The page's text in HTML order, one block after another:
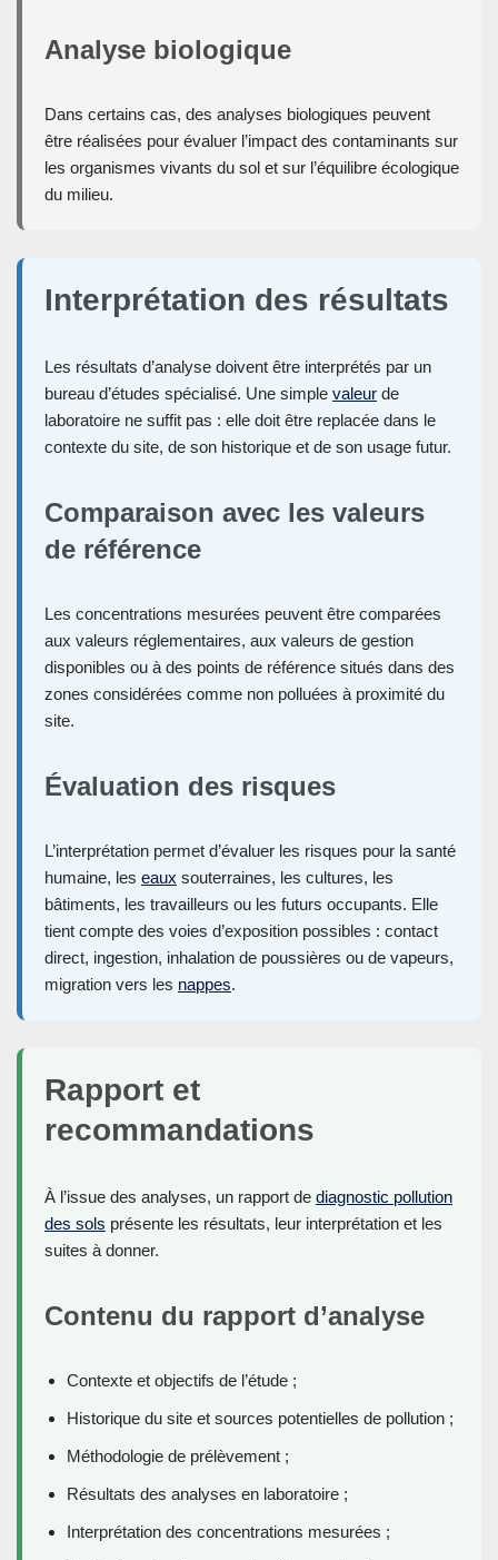
Analyse biologique
Dans certains cas, des analyses biologiques peuvent
être réalisées pour évaluer l’impact des contaminants sur
les organismes vivants du sol et sur l’équilibre écologique
du milieu.
Interprétation des résultats
Les résultats d’analyse doivent être interprétés par un
bureau d’études spécialisé. Une simple valeur de
laboratoire ne suffit pas : elle doit être replacée dans le
contexte du site, de son historique et de son usage futur.
Comparaison avec les valeurs
de référence
Les concentrations mesurées peuvent être comparées
aux valeurs réglementaires, aux valeurs de gestion
disponibles ou à des points de référence situés dans des
zones considérées comme non polluées à proximité du
site.
Évaluation des risques
L’interprétation permet d’évaluer les risques pour la santé
humaine, les eaux souterraines, les cultures, les
bâtiments, les travailleurs ou les futurs occupants. Elle
tient compte des voies d’exposition possibles : contact
direct, ingestion, inhalation de poussières ou de vapeurs,
migration vers les nappes.
Rapport et
recommandations
À l’issue des analyses, un rapport de diagnostic pollution
des sols présente les résultats, leur interprétation et les
suites à donner.
Contenu du rapport d’analyse
Contexte et objectifs de l’étude ;
Historique du site et sources potentielles de pollution ;
Méthodologie de prélèvement ;
Résultats des analyses en laboratoire ;
Interprétation des concentrations mesurées ;